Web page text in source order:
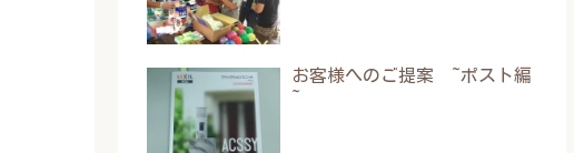
お客様へのご提案 ~ポスト編
~